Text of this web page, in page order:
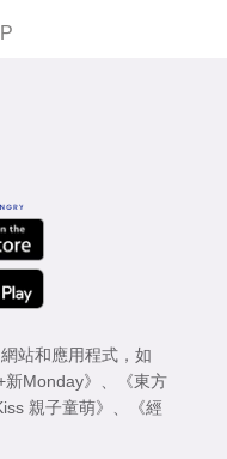
站和應用程式，如
新Monday》 、
《東方
親子童萌》 、
《經